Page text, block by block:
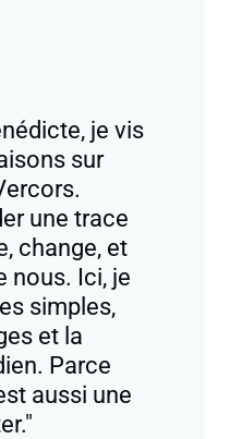
je vis
sur
une trace
change, et
nous. Ici, je
simples,
et la
Parce
aussi une